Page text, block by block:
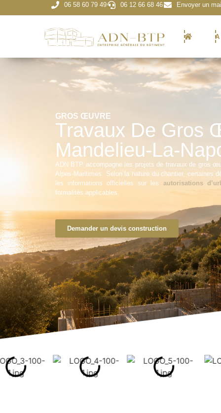
06 58 60 79 49 06 12 66 68 46 Envoyer un mail
A
GROS ŒUVRE
Travaux De Gros
Mandelieu-La-
ADN BTP accompagne les projets de travaux de gros
Alpes-Maritimes. Selon la nature du chantier, certaines
les informations officielles sur les autorisations
formalités applicables.
Demander un devis construction